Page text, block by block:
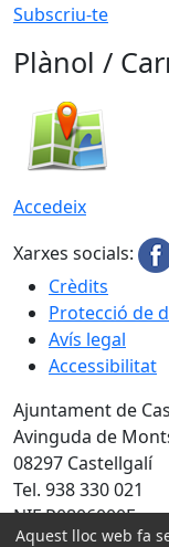
Subscriu-te
Plànol /
Accedeix
Xarxes socials:
Crèdits
Protecció de
Avís legal
Accessibilitat
Ajuntament de
Avinguda de
08297 Castellgalí
Tel. 938 330 021
NIF P0806000F
Aquest lloc web fa